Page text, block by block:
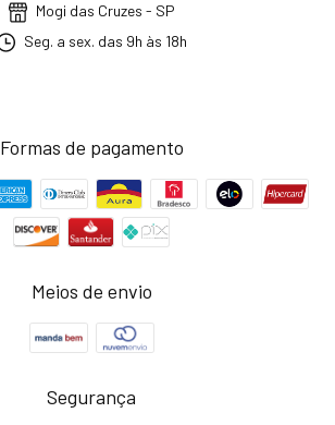
Mogi das Cruzes - SP
Seg. a sex. das 9h às 18h
Formas de pagamento
Meios de envio
Segurança